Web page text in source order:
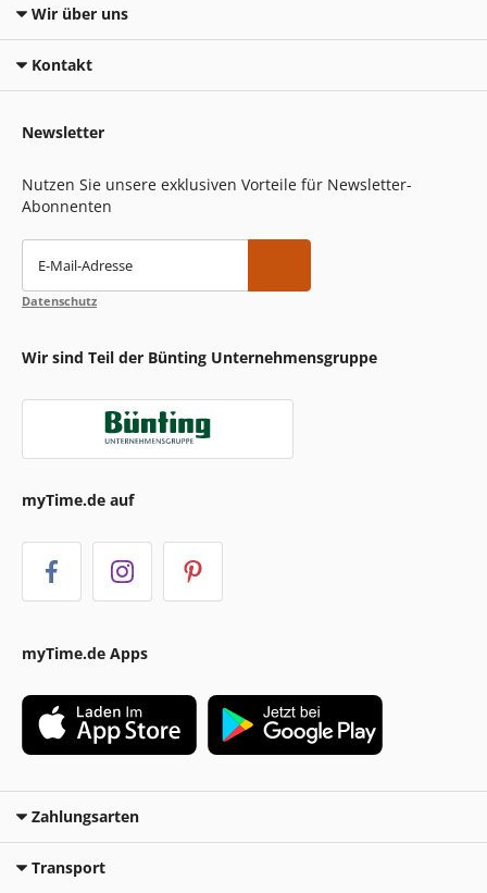
Wir über uns
Kontakt
Newsletter
Nutzen Sie unsere exklusiven Vorteile für Newsletter-
Abonnenten
E-Mail-Adresse
Datenschutz
Wir sind Teil der Bünting Unternehmensgruppe
myTime.de auf
myTime.de Apps
Zahlungsarten
Transport